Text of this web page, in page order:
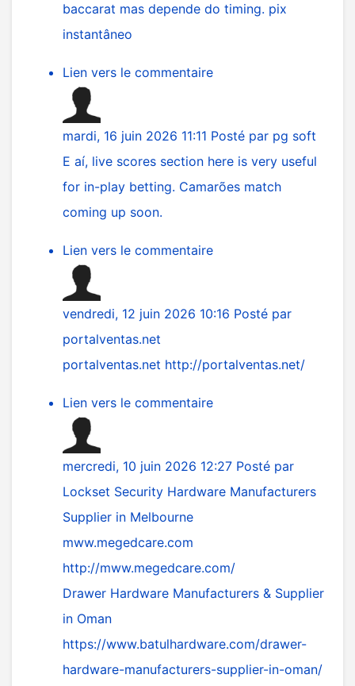
baccarat mas depende do timing. pix
instantâneo
Lien vers le commentaire
mardi, 16 juin 2026 11:11 Posté par pg soft
E aí, live scores section here is very useful
for in-play betting. Camarões match
coming up soon.
Lien vers le commentaire
vendredi, 12 juin 2026 10:16 Posté par
portalventas.net
portalventas.net http://portalventas.net/
Lien vers le commentaire
mercredi, 10 juin 2026 12:27 Posté par
Lockset Security Hardware Manufacturers
Supplier in Melbourne
mww.megedcare.com
http://mww.megedcare.com/
Drawer Hardware Manufacturers & Supplier
in Oman
https://www.batulhardware.com/drawer-
hardware-manufacturers-supplier-in-oman/